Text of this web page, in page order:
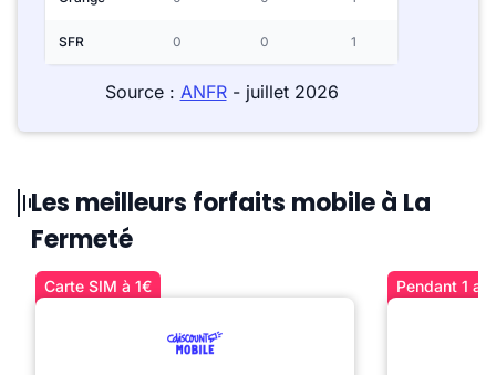
SFR 0 0 1
Source : ANFR- juillet 2026
Les meilleurs forfaits mobile à La
Fermeté
Carte SIM à 1€ Pendant 1